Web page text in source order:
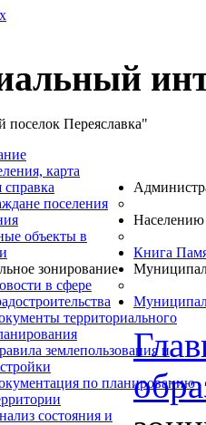
поселок Переяславка"
карта
справка
поселения
объекты в
зонирование
в сфере
территориального
землепользования и
по планированию
состояния и
Населению
Книга